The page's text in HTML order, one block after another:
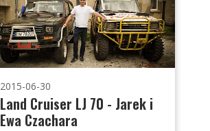
2015-06-30
Land Cruiser LJ 70 - Jarek i
Ewa Czachara